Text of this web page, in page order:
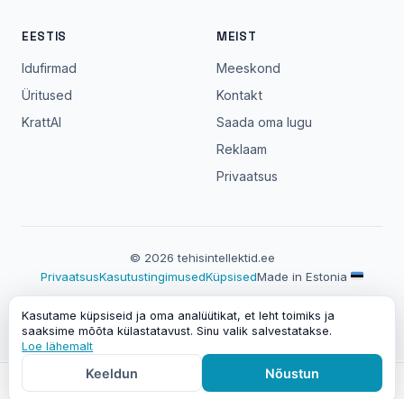
EESTIS
Idufirmad
Üritused
KrattAI
MEIST
Meeskond
Kontakt
Saada oma lugu
Reklaam
Privaatsus
© 2026 tehisintellektid.ee
PrivaatsusKasutustingimusedKüpsisedMade in Estonia
saada vahendustasu — sinu jaoks hind ei muutu.
Kasutame küpsiseid ja oma analüütikat, et leht toimiks ja
saaksime mõõta külastatavust. Sinu valik salvestatakse.
Loe lähemalt
Keeldun Nõustun